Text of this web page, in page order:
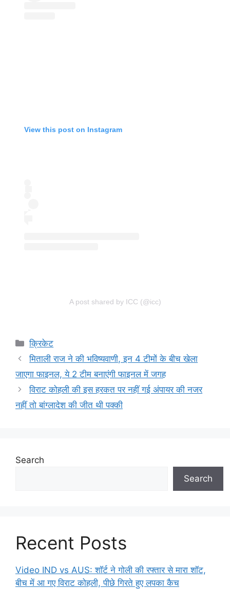
View this post on Instagram
A post shared by ICC (@icc)
Categories
क्रिकेट
मिताली राज ने की भविष्यवाणी, इन 4 टीमों के बीच खेला
जाएगा फाइनल, ये 2 टीम बनाएंगी फाइनल में जगह
विराट कोहली की इस हरकत पर नहीं गई अंपायर की नजर
नहीं तो बांग्लादेश की जीत थी पक्की
Search
Search
Recent Posts
Video IND vs AUS: शॉर्ट ने गोली की रफ्तार से मारा शॉट,
बीच में आ गए विराट कोहली, पीछे गिरते हुए लपका कैच